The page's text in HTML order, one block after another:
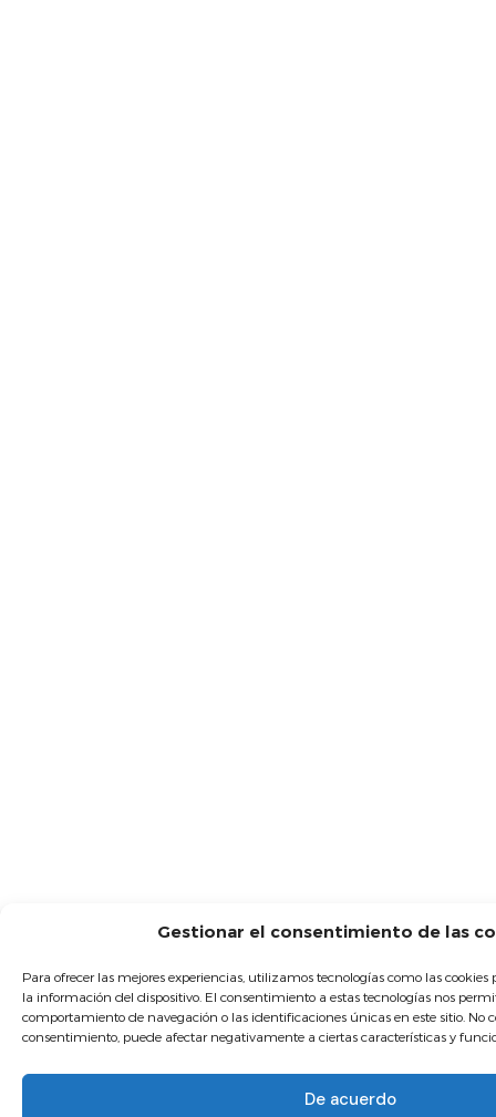
Gestionar el consentimiento de las
Para ofrecer las mejores experiencias, utilizamos tecnologías como las
la información del dispositivo. El consentimiento a estas tecnologías nos
comportamiento de navegación o las identificaciones únicas en este sitio. No
consentimiento, puede afectar negativamente a ciertas características y
De acuerdo